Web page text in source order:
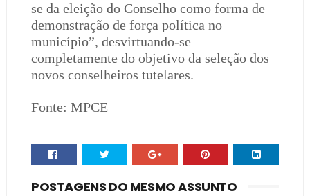
se da eleição do Conselho como forma de
demonstração de força política no
município”, desvirtuando-se
completamente do objetivo da seleção dos
novos conselheiros tutelares.
Fonte: MPCE
POSTAGENS DO MESMO ASSUNTO